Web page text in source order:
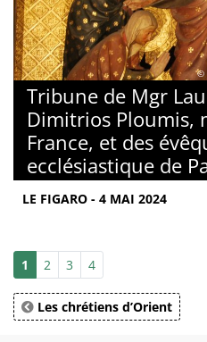
©
Tribune de Mgr
Dimitrios Ploumis,
France, et des
ecclésiastique de
LE FIGARO - 4 MAI 2024
1 2 3 4
Les chrétiens d’Orient